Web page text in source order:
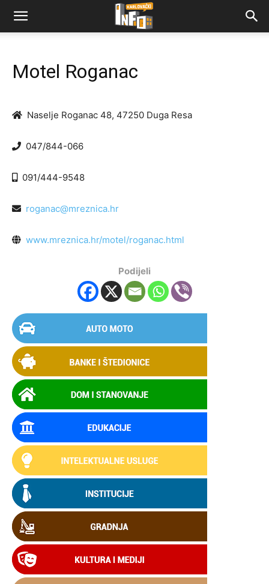
Motel Roganac
Naselje Roganac 48, 47250 Duga Resa
047/844-066
091/444-9548
roganac@mreznica.hr
www.mreznica.hr/motel/roganac.html
Podijeli